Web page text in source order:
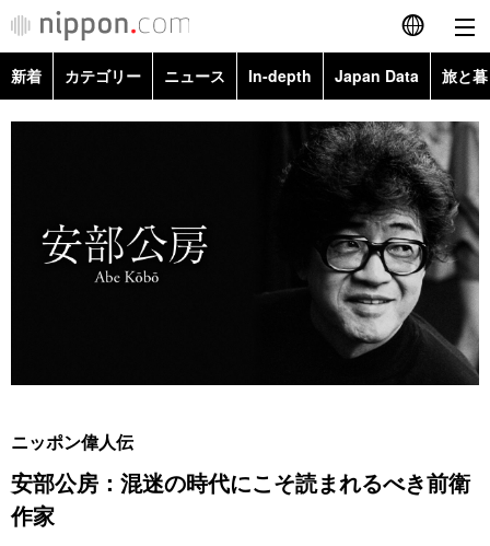
English
简体字
繁體字
Français
Español
العربية
政治・外交
社会
文化
ニュース
旅と暮らし
動画/Live
新着 カテゴリー ニュース In-depth Japan Data 旅と
政治・外交
国際・海外
スポーツ・東京2020
Topics
Images
People
東京
お知らせ
ニッポン偉人伝
安部公房：混迷の時代にこそ読まれるべき前衛
作家